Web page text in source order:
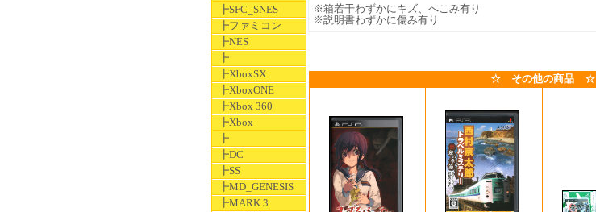
┣SFC_SNES
┣ファミコン
┣NES
┣
┣XboxSX
┣XboxONE
┣Xbox 360
┣Xbox
┣
┣DC
┣SS
┣MD_GENESIS
┣MARK 3
※箱若干わずかにキズ、へこみ有り
※説明書わずかに傷み有り
☆ その他の商品 ☆